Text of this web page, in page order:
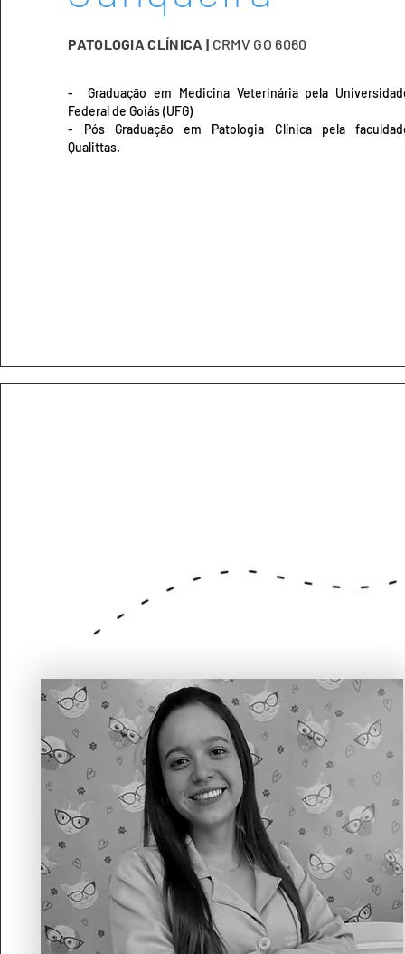
PATOLOGIA CLÍNICA | CRMV GO 6060
- Pós Graduação em Patologia Clínica pela faculdade
Qualittas.
PATOLOGIA CLÍNICA | CRMV GO 6060
- Graduação em Medicina Veterinária pela
Federal de Goiás (UFG)
- Pós Graduação em Patologia Clínica pela
Qualittas.